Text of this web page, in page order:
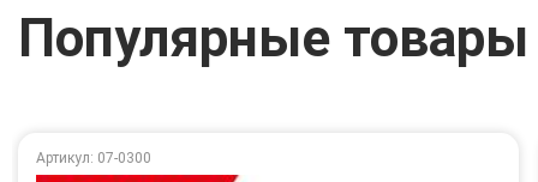
Популярные товары
Артикул: 07-0300